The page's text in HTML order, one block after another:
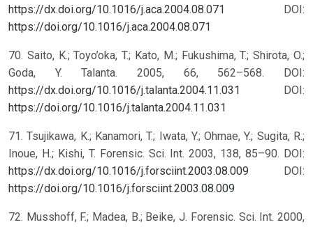
https://dx.doi.org/10.1016/j.aca.2004.08.071
DOI:
https://doi.org/10.1016/j.aca.2004.08.071
70. Saito, K.; Toyo’oka, T.; Kato, M.; Fukushima, T.; Shirota, O.;
Goda, Y. Talanta. 2005, 66, 562–568. DOI:
https://dx.doi.org/10.1016/j.talanta.2004.11.031
DOI:
https://doi.org/10.1016/j.talanta.2004.11.031
71. Tsujikawa, K.; Kanamori, T.; Iwata, Y.; Ohmae, Y.; Sugita, R.;
Inoue, H.; Kishi, T. Forensic. Sci. Int. 2003, 138, 85–90. DOI:
https://dx.doi.org/10.1016/j.forsciint.2003.08.009
DOI:
https://doi.org/10.1016/j.forsciint.2003.08.009
72. Musshoff, F.; Madea, B.; Beike, J. Forensic. Sci. Int. 2000,